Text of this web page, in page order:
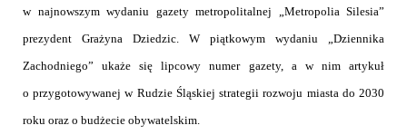
w najnowszym wydaniu gazety metropolitalnej „Metropolia Silesia”
prezydent Grażyna Dziedzic. W piątkowym wydaniu „Dziennika
Zachodniego” ukaże się lipcowy numer gazety, a w nim artykuł
o przygotowywanej w Rudzie Śląskiej strategii rozwoju miasta do 2030
roku oraz o budżecie obywatelskim.